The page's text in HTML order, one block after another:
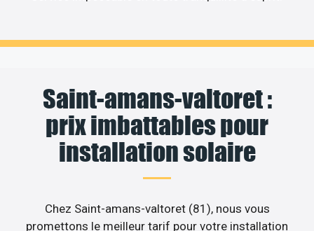
Saint-amans-valtoret :
prix imbattables pour
installation solaire
Chez Saint-amans-valtoret (81), nous vous
promettons le meilleur tarif pour votre installation